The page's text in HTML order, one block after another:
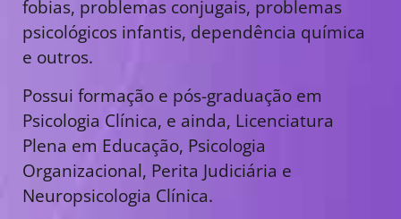
fobias, problemas conjugais, problemas
psicológicos infantis, dependência química
e outros.
Possui formação e pós-graduação em
Psicologia Clínica, e ainda, Licenciatura
Plena em Educação, Psicologia
Organizacional, Perita Judiciária e
Neuropsicologia Clínica.